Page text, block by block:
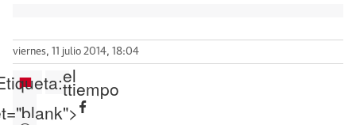
viernes, 11 julio 2014, 18:04
el
ttiempo